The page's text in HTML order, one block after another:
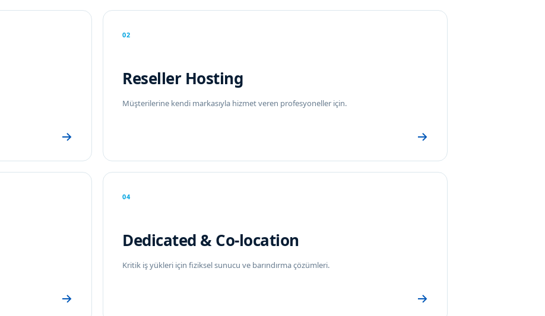
02
Reseller Hosting
Müşterilerine kendi markasıyla hizmet veren profesyoneller için.
04
Dedicated & Co-location
Kritik iş yükleri için fiziksel sunucu ve barındırma çözümleri.